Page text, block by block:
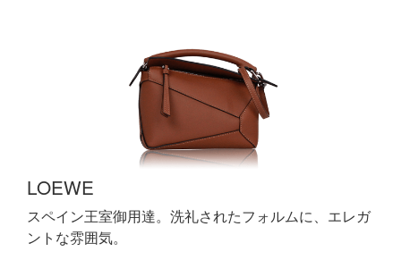
LOEWE
スペイン王室御用達。洗礼されたフォルムに、エレガ
ントな雰囲気。